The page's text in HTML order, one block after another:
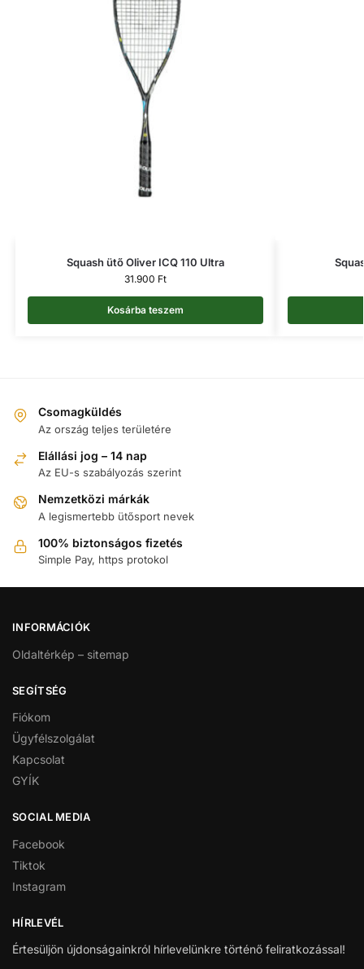
Squash ütő Oliver ICQ 110 Ultra
31.900 Ft
Kosárba teszem
Csomagküldés
Az ország teljes területére
Elállási jog – 14 nap
Az EU-s szabályozás szerint
Nemzetközi márkák
A legismertebb ütősport nevek
100% biztonságos fizetés
Simple Pay, https protokol
INFORMÁCIÓK
Oldaltérkép – sitemap
SEGÍTSÉG
Fiókom
Ügyfélszolgálat
Kapcsolat
GYÍK
SOCIAL MEDIA
Facebook
Tiktok
Instagram
HÍRLEVÉL
Értesüljön újdonságainkról hírlevelünkre történő feliratkozással!